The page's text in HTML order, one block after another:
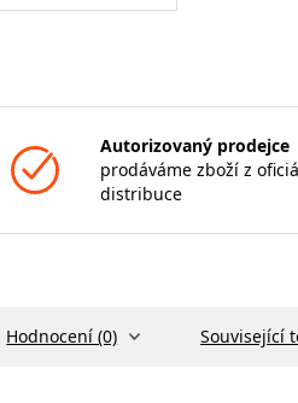
Autorizovaný prodejce
prodáváme zboží z
distribuce
Hodnocení (0) Související